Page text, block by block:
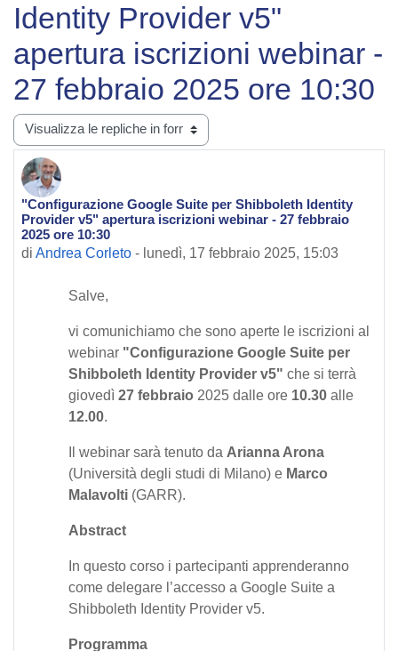
Identity Provider v5"
apertura iscrizioni webinar -
27 febbraio 2025 ore 10:30
Modalità visualizzazione
"Configurazione Google Suite per Shibboleth Identity
Provider v5" apertura iscrizioni webinar - 27 febbraio
2025 ore 10:30
di Andrea Corleto - lunedì, 17 febbraio 2025, 15:03
Numero di risposte: 0
Salve,
vi comunichiamo che sono aperte le iscrizioni al
webinar "Configurazione Google Suite per
Shibboleth Identity Provider v5" che si terrà
giovedì 27 febbraio 2025 dalle ore 10.30 alle
12.00.
Il webinar sarà tenuto da Arianna Arona
(Università degli studi di Milano) e Marco
Malavolti (GARR).
Abstract
In questo corso i partecipanti apprenderanno
come delegare l’accesso a Google Suite a
Shibboleth Identity Provider v5.
Programma